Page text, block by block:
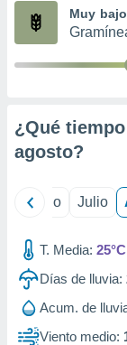
publicidad
1199
Muy bajo
¿Qué
agosto?
Junio Julio
T. Media: 25°C
Días de lluvia:
Acum. de
Viento medio: